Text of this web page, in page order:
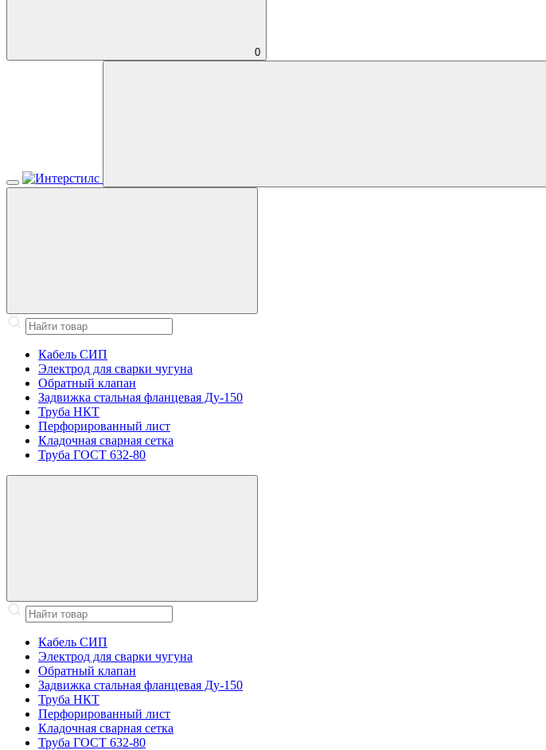
0
Кабель СИП
Электрод для сварки чугуна
Обратный клапан
Задвижка стальная фланцевая Ду-150
Труба НКТ
Перфорированный лист
Кладочная сварная сетка
Труба ГОСТ 632-80
Кабель СИП
Электрод для сварки чугуна
Обратный клапан
Задвижка стальная фланцевая Ду-150
Труба НКТ
Перфорированный лист
Кладочная сварная сетка
Труба ГОСТ 632-80